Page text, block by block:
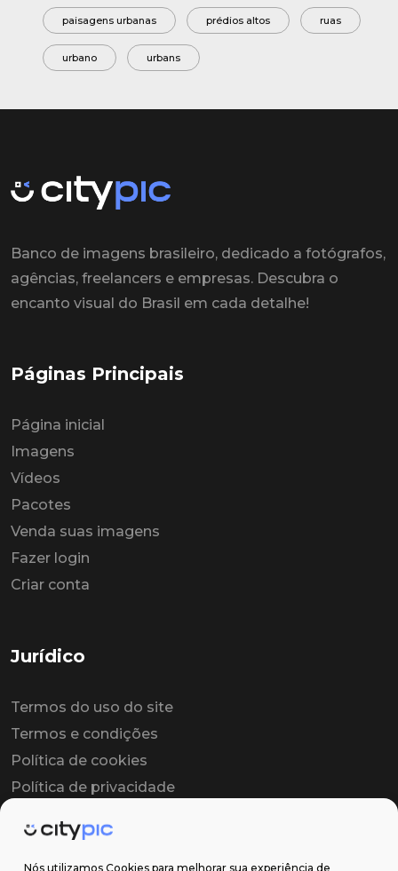
Nós utilizamos Cookies para melhorar sua experiência de
paisagens urbanas prédios altos ruas
urbano urbans
Banco de imagens brasileiro, dedicado a fotógrafos,
agências, freelancers e empresas. Descubra o
encanto visual do Brasil em cada detalhe!
Páginas Principais
Página inicial
Imagens
Vídeos
Pacotes
Venda suas imagens
Fazer login
Criar conta
Jurídico
Termos do uso do site
Termos e condições
Política de cookies
Política de privacidade
Contrato de licença